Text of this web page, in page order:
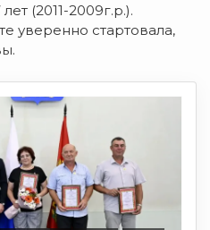
(2011-2009г.р.).
уверенно стартовала,